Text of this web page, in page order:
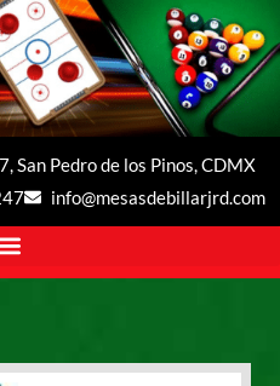
San Pedro de los Pinos, CDMX
info@mesasdebillarjrd.com